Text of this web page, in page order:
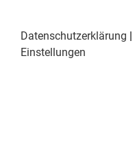
Datenschutzerklärung |
Einstellungen